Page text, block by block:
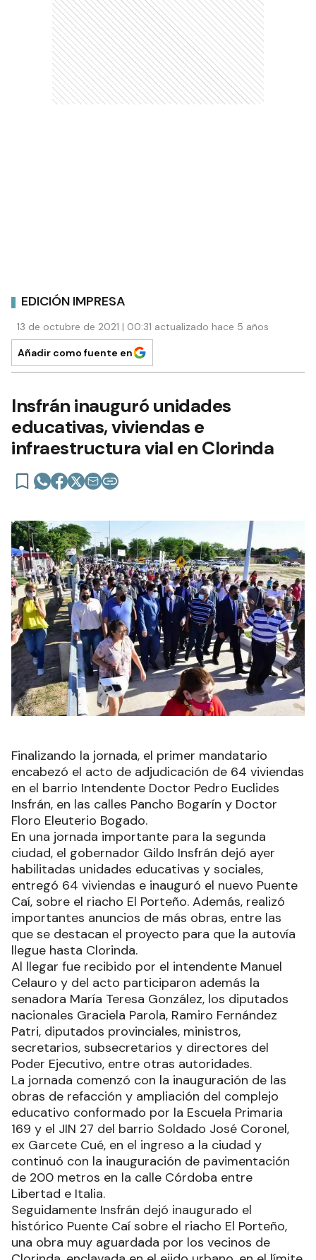
EDICIÓN IMPRESA
13 de octubre de 2021 | 00:31 actualizado hace 5 años
Añadir como fuente en
Insfrán inauguró unidades
educativas, viviendas e
infraestructura vial en Clorinda
Finalizando la jornada, el primer mandatario
encabezó el acto de adjudicación de 64 viviendas
en el barrio Intendente Doctor Pedro Euclides
Insfrán, en las calles Pancho Bogarín y Doctor
Floro Eleuterio Bogado.
En una jornada importante para la segunda
ciudad, el gobernador Gildo Insfrán dejó ayer
habilitadas unidades educativas y sociales,
entregó 64 viviendas e inauguró el nuevo Puente
Caí, sobre el riacho El Porteño. Además, realizó
importantes anuncios de más obras, entre las
que se destacan el proyecto para que la autovía
llegue hasta Clorinda.
Al llegar fue recibido por el intendente Manuel
Celauro y del acto participaron además la
senadora María Teresa González, los diputados
nacionales Graciela Parola, Ramiro Fernández
Patri, diputados provinciales, ministros,
secretarios, subsecretarios y directores del
Poder Ejecutivo, entre otras autoridades.
La jornada comenzó con la inauguración de las
obras de refacción y ampliación del complejo
educativo conformado por la Escuela Primaria
169 y el JIN 27 del barrio Soldado José Coronel,
ex Garcete Cué, en el ingreso a la ciudad y
continuó con la inauguración de pavimentación
de 200 metros en la calle Córdoba entre
Libertad e Italia.
Seguidamente Insfrán dejó inaugurado el
histórico Puente Caí sobre el riacho El Porteño,
una obra muy aguardada por los vecinos de